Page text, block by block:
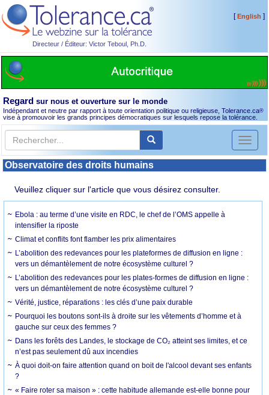
Directeur / Éditeur: Victor Teboul, Ph.D.
[English ]
Regard sur nous et ouverture sur le monde
Indépendant et neutre par rapport à toute orientation politique ou religieuse, Tolerance.ca®
vise à promouvoir les grands principes démocratiques sur lesquels repose la tolérance.
Toggle
Observatoire des droits humains
Veuillez cliquer sur l'article que vous désirez consulter.
Ebola : au terme d’une visite en RDC, le chef de l’OMS appelle à
intensifier la riposte
Climat et conflits font flamber les prix alimentaires
L’abolition des redevances pour les plateformes de diffusion en ligne :
vers un démantèlement de notre écosystème culturel ?
L’abolition des redevances pour les plates-formes de diffusion en ligne :
vers un démantèlement de notre écosystème culturel ?
Vérité, justice, réparations : les clés d’une paix durable
Pourquoi les boutons sont-ils à droite sur les vêtements d’homme et à
gauche sur ceux des femmes ?
Dans les forêts des Landes, le stockage de CO₂ atteint ses limites, et ce
n’est pas seulement dû aux incendies
À quoi doit-on faire attention quand on boit de l'alcool devant ses enfants
?
« Faire roter sa maison » : cette habitude allemande est-elle bonne pour